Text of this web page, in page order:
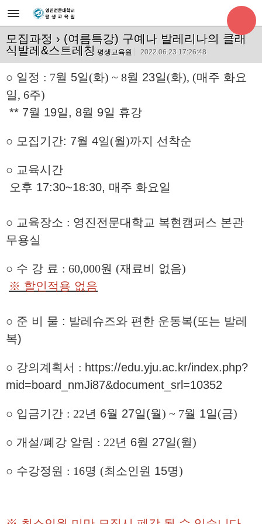
모집과정 › (여름특강) 구예나 발레리나의 클래
식발레&스트레칭 평생교육원 2022.06.23 17:26:48
○ 일정 : 7월 5일(화) ~ 8월 23일(화), (매주 화요
일, 6주)
** 7월 19일, 8월 9일 휴강
○ 모집기간: 7월 4일(월)까지 선착순
○ 교육시간
오후 17:30~18:30, 매주 화요일
○ 교육장소 : 영진전문대학교 복현캠퍼스 본관
무용실
○ 수 강 료 : 60,000원 (재료비 없음)
※ 할인적용 없음
○ 준 비 물 : 발레슈즈와 편한 운동복(또는 발레
복)
○ 강의계획서 : https://edu.yju.ac.kr/index.php?
mid=board_nmJi87&document_srl=10352
○ 입금기간 : 22년 6월 27일(월) ~ 7월 1일(금)
○ 개설/폐강 알림 : 22년 6월 27일(월)
○ 수강정원 : 16명 (최소인원 15명)